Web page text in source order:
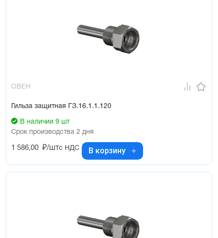
ОВЕН
Гильза защитная ГЗ.16.1.1.120
В наличии 9 шт
Срок производства 2 дня
1 586,00 ₽/штс НДС В корзину